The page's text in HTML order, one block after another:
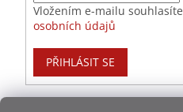
Vložením e-mailu
osobních údajů
PŘIHLÁSIT SE